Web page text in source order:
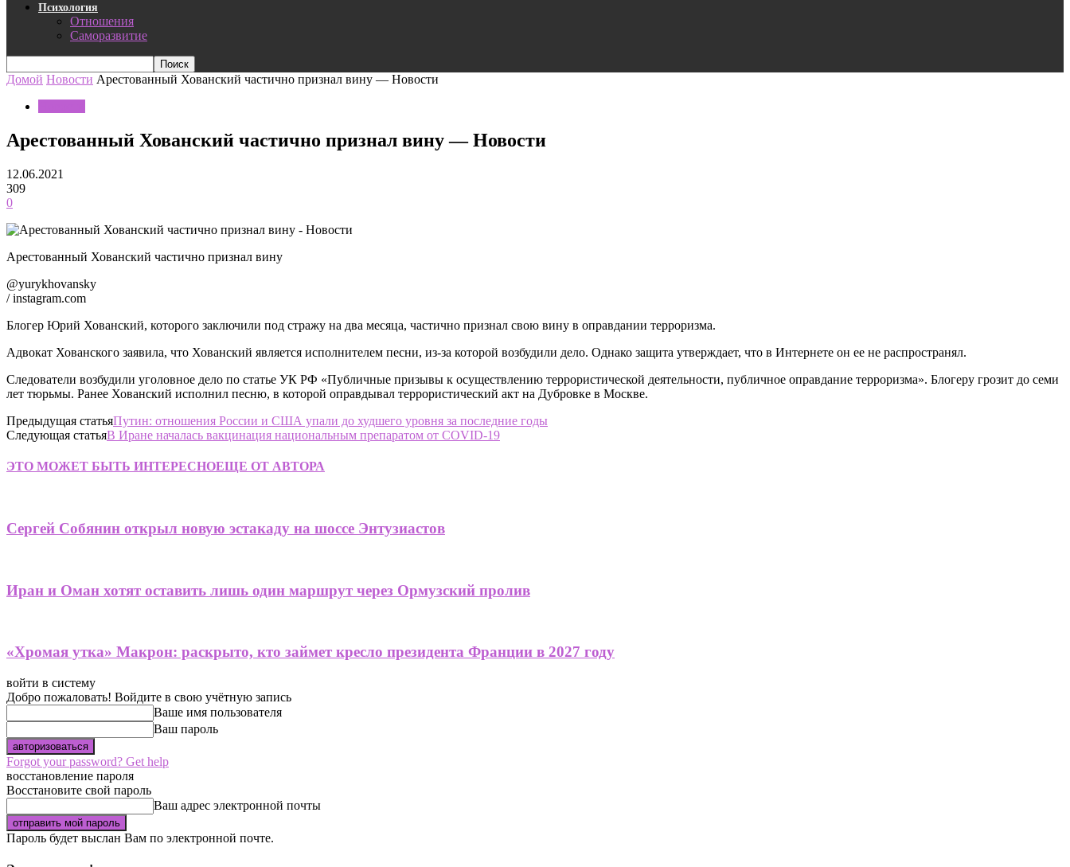
Психология
Отношения
Саморазвитие
Домой Новости Арестованный Хованский частично признал вину — Новости
Арестованный Хованский частично признал вину — Новости
12.06.2021
309
0
Арестованный Хованский частично признал вину
@yurykhovansky
/ instagram.com
Блогер Юрий Хованский, которого заключили под стражу на два месяца, частично признал свою вину в оправдании терроризма.
Адвокат Хованского заявила, что Хованский является исполнителем песни, из-за которой возбудили дело. Однако защита утверждает, что в Интернете он ее не распространял.
Следователи возбудили уголовное дело по статье УК РФ «Публичные призывы к осуществлению террористической деятельности, публичное оправдание терроризма». Блогеру грозит до семи
лет тюрьмы. Ранее Хованский исполнил песню, в которой оправдывал террористический акт на Дубровке в Москве.
Предыдущая статьяПутин: отношения России и США упали до худшего уровня за последние годы
Следующая статьяВ Иране началась вакцинация национальным препаратом от COVID-19
ЭТО МОЖЕТ БЫТЬ ИНТЕРЕСНОЕЩЕ ОТ АВТОРА
Сергей Собянин открыл новую эстакаду на шоссе Энтузиастов
Иран и Оман хотят оставить лишь один маршрут через Ормузский пролив
«Хромая утка» Макрон: раскрыто, кто займет кресло президента Франции в 2027 году
войти в систему
Добро пожаловать! Войдите в свою учётную запись
Ваше имя пользователя
Ваш пароль
Forgot your password? Get help
восстановление пароля
Восстановите свой пароль
Ваш адрес электронной почты
Пароль будет выслан Вам по электронной почте.